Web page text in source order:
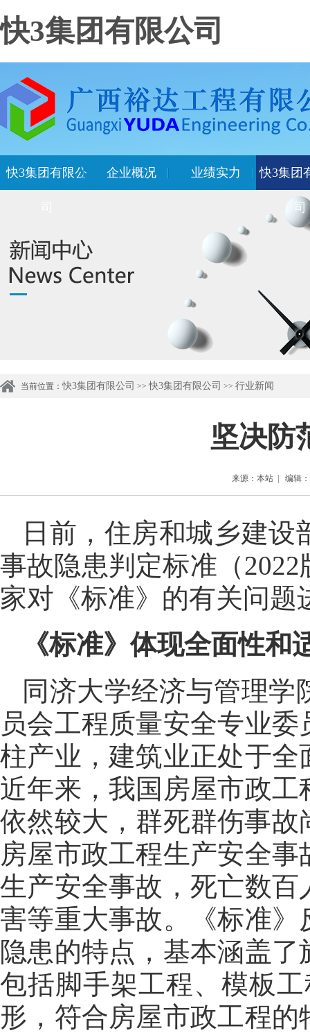
快3集团有限公司
快3集团有限公 企业概况 业绩实力 快3集团
司
当前位置：快3集团有限公司 >>快3集团有限公司 >> 行业新闻
坚决防
来源：本站 | 编辑
日前，住房和城乡建
事故隐患判定标准（
家对《标准》的有关问题
《标准》体现全面性
同济大学经济与管理
员会工程质量安全专业
柱产业，建筑业正处于
近年来，我国房屋市政
依然较大，群死群伤事
房屋市政工程生产安全
生产安全事故，死亡数
害等重大事故。《标准
隐患的特点，基本涵盖
包括脚手架工程、模板
形，符合房屋市政工程